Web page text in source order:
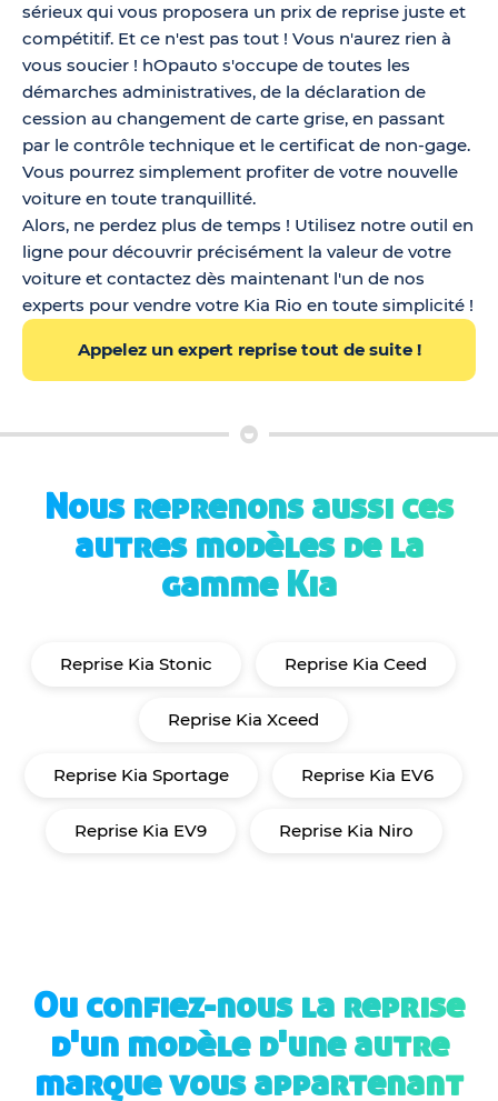
sérieux qui vous proposera un prix de reprise juste et
compétitif. Et ce n'est pas tout ! Vous n'aurez rien à
vous soucier ! hOpauto s'occupe de toutes les
démarches administratives, de la déclaration de
cession au changement de carte grise, en passant
par le contrôle technique et le certificat de non-gage.
Vous pourrez simplement profiter de votre nouvelle
voiture en toute tranquillité.
Alors, ne perdez plus de temps ! Utilisez notre outil en
ligne pour découvrir précisément la valeur de votre
voiture et contactez dès maintenant l'un de nos
experts pour vendre votre Kia Rio en toute simplicité !
Appelez un expert reprise tout de suite !
Nous reprenons aussi ces
autres modèles de la
gamme Kia
Reprise Kia Stonic Reprise Kia Ceed
Reprise Kia Xceed
Reprise Kia Sportage Reprise Kia EV6
Reprise Kia EV9 Reprise Kia Niro
Ou confiez-nous la reprise
d'un modèle d'une autre
marque vous appartenant